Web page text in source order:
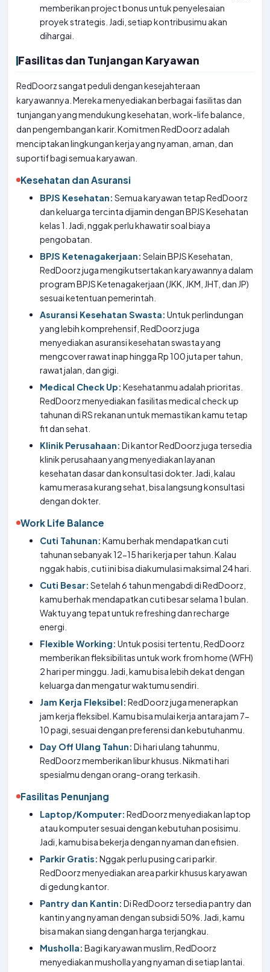
memberikan project bonus untuk penyelesaian
proyek strategis. Jadi, setiap kontribusimu akan
dihargai.
Fasilitas dan Tunjangan Karyawan
RedDoorz sangat peduli dengan kesejahteraan
karyawannya. Mereka menyediakan berbagai fasilitas dan
tunjangan yang mendukung kesehatan, work-life balance,
dan pengembangan karir. Komitmen RedDoorz adalah
menciptakan lingkungan kerja yang nyaman, aman, dan
suportif bagi semua karyawan.
Kesehatan dan Asuransi
BPJS Kesehatan: Semua karyawan tetap RedDoorz
dan keluarga tercinta dijamin dengan BPJS Kesehatan
kelas 1. Jadi, nggak perlu khawatir soal biaya
pengobatan.
BPJS Ketenagakerjaan: Selain BPJS Kesehatan,
RedDoorz juga mengikutsertakan karyawannya dalam
program BPJS Ketenagakerjaan (JKK, JKM, JHT, dan JP)
sesuai ketentuan pemerintah.
Asuransi Kesehatan Swasta: Untuk perlindungan
yang lebih komprehensif, RedDoorz juga
menyediakan asuransi kesehatan swasta yang
mengcover rawat inap hingga Rp 100 juta per tahun,
rawat jalan, dan gigi.
Medical Check Up: Kesehatanmu adalah prioritas.
RedDoorz menyediakan fasilitas medical check up
tahunan di RS rekanan untuk memastikan kamu tetap
fit dan sehat.
Klinik Perusahaan: Di kantor RedDoorz juga tersedia
klinik perusahaan yang menyediakan layanan
kesehatan dasar dan konsultasi dokter. Jadi, kalau
kamu merasa kurang sehat, bisa langsung konsultasi
dengan dokter.
Work Life Balance
Cuti Tahunan: Kamu berhak mendapatkan cuti
tahunan sebanyak 12-15 hari kerja per tahun. Kalau
nggak habis, cuti ini bisa diakumulasi maksimal 24 hari.
Cuti Besar: Setelah 6 tahun mengabdi di RedDoorz,
kamu berhak mendapatkan cuti besar selama 1 bulan.
Waktu yang tepat untuk refreshing dan recharge
energi.
Flexible Working: Untuk posisi tertentu, RedDoorz
memberikan fleksibilitas untuk work from home (WFH)
2 hari per minggu. Jadi, kamu bisa lebih dekat dengan
keluarga dan mengatur waktumu sendiri.
Jam Kerja Fleksibel: RedDoorz juga menerapkan
jam kerja fleksibel. Kamu bisa mulai kerja antara jam 7-
10 pagi, sesuai dengan preferensi dan kebutuhanmu.
Day Off Ulang Tahun: Di hari ulang tahunmu,
RedDoorz memberikan libur khusus. Nikmati hari
spesialmu dengan orang-orang terkasih.
Fasilitas Penunjang
Laptop/Komputer: RedDoorz menyediakan laptop
atau komputer sesuai dengan kebutuhan posisimu.
Jadi, kamu bisa bekerja dengan nyaman dan efisien.
Parkir Gratis: Nggak perlu pusing cari parkir.
RedDoorz menyediakan area parkir khusus karyawan
di gedung kantor.
Pantry dan Kantin: Di RedDoorz tersedia pantry dan
kantin yang nyaman dengan subsidi 50%. Jadi, kamu
bisa makan siang dengan harga terjangkau.
Musholla: Bagi karyawan muslim, RedDoorz
menyediakan musholla yang nyaman di setiap lantai.